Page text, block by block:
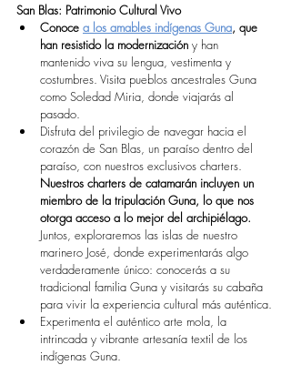
San Blas: Patrimonio Cultural Vivo
Conoce a los amables indígenas Guna, que
han resistido la modernización y han
mantenido viva su lengua, vestimenta y
costumbres. Visita pueblos ancestrales Guna
como Soledad Miria, donde viajarás al
pasado.
Disfruta del privilegio de navegar hacia el
corazón de San Blas, un paraíso dentro del
paraíso, con nuestros exclusivos charters.
Nuestros charters de catamarán incluyen un
miembro de la tripulación Guna, lo que nos
otorga acceso a lo mejor del archipiélago.
Juntos, exploraremos las islas de nuestro
marinero José, donde experimentarás algo
verdaderamente único: conocerás a su
tradicional familia Guna y visitarás su cabaña
para vivir la experiencia cultural más auténtica.
Experimenta el auténtico arte mola, la
intrincada y vibrante artesanía textil de los
indígenas Guna.